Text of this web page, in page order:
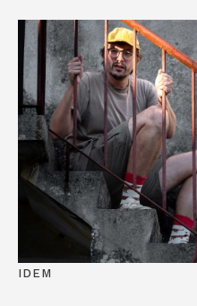
IDEM